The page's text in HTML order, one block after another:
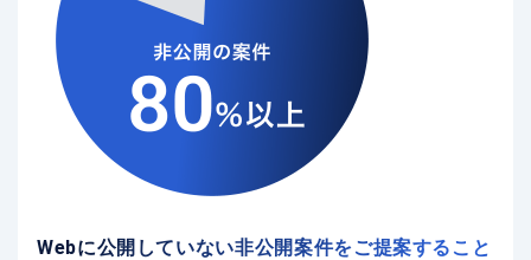
Webに公開していない非公開案件をご提案すること